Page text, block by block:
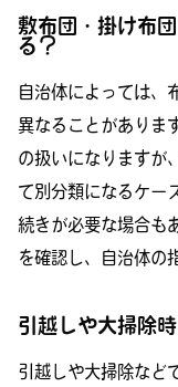
敷布団・掛け布
る？
自治体によっては、
異なることがありま
の扱いになりますが
て別分類になるケー
続きが必要な場合も
を確認し、自治体の
引越しや大掃除
引越しや大掃除など